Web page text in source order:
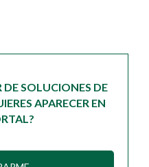
DE SOLUCIONES DE
APARECER EN